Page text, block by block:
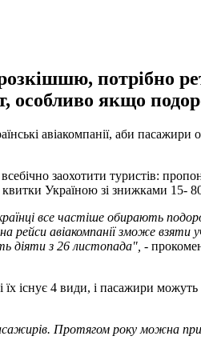
потрібно
особливо якщо
авіакомпанії, аби
заохотити туристів:
Україною зі знижками 15-
все частіше обирають
авіакомпанії зможе взяти
діяти з 26 листопада", -
існує 4 види, і пасажири
Протягом року можна